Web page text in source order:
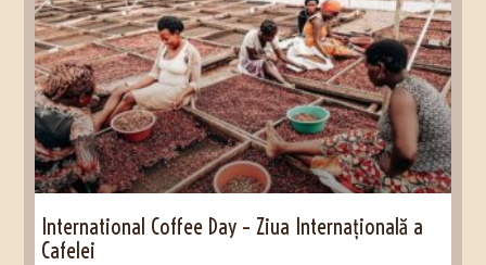
International Coffee Day – Ziua Internațională a
Cafelei